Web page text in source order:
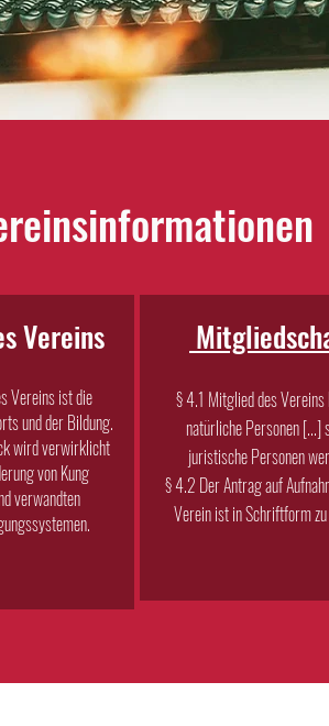
Vereins
Vereins ist die
und der Bildung.
wird verwirklicht
von Kung
verwandten
§ 4.1 Mitglied des Vereins
natürliche Personen [...]
juristische Personen
§ 4.2 Der Antrag auf
Verein ist in Schriftform